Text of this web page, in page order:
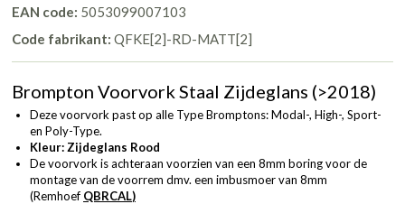
EAN code: 5053099007103
Code fabrikant: QFKE[2]-RD-MATT[2]
Brompton Voorvork Staal Zijdeglans (>2018)
Deze voorvork past op alle Type Bromptons: Modal-, High-, Sport-
en Poly-Type.
Kleur: Zijdeglans Rood
De voorvork is achteraan voorzien van een 8mm boring voor de
montage van de voorrem dmv. een imbusmoer van 8mm
(Remhoef QBRCAL)